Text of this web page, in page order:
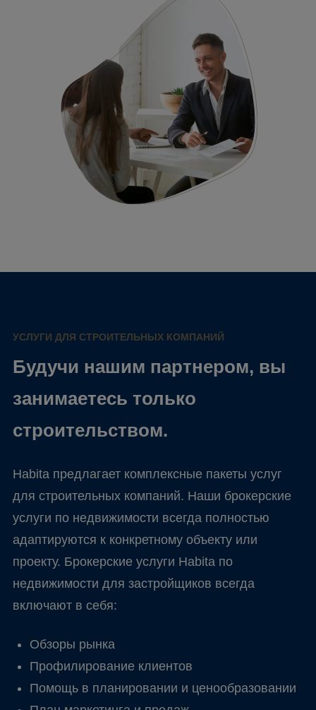
УСЛУГИ ДЛЯ СТРОИТЕЛЬНЫХ КОМПАНИЙ
Будучи нашим партнером, вы
занимаетесь только
строительством.
Habita предлагает комплексные пакеты услуг
для строительных компаний. Наши брокерские
услуги по недвижимости всегда полностью
адаптируются к конкретному объекту или
проекту. Брокерские услуги Habita по
недвижимости для застройщиков всегда
включают в себя:
Обзоры рынка
Профилирование клиентов
Помощь в планировании и ценообразовании